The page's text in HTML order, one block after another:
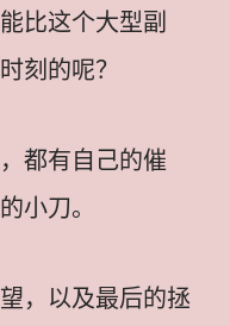
比这个大型副
刻的呢？
都有自己的催
小刀。
，以及最后的拯